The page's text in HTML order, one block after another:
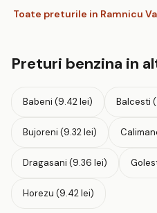
Toate preturile in Ramnicu
Preturi benzina in
Babeni (9.42 lei) Balcesti
Bujoreni (9.32 lei)
Dragasani (9.36 lei)
Horezu (9.42 lei)